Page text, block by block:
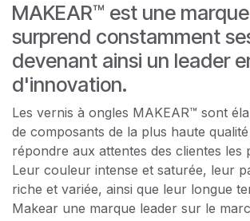
MAKEAR™ est une
surprend constamment
devenant ainsi un leader
d'innovation.
Les vernis à ongles MAKEAR™ sont
de composants de la plus haute
répondre aux attentes des clientes les
Leur couleur intense et saturée, leur
riche et variée, ainsi que leur longue
Makear une marque leader sur le